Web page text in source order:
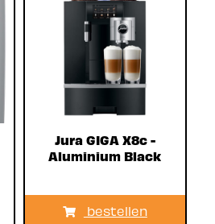
Jura GIGA X8c -
Aluminium Black
bestellen